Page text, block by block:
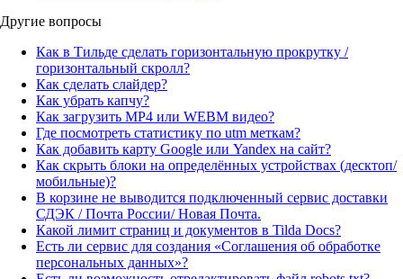
Другие вопросы
Как в Тильде сделать горизонтальную прокрутку /
горизонтальный скролл?
Как сделать слайдер?
Как убрать капчу?
Как загрузить MP4 или WEBM видео?
Где посмотреть статистику по utm меткам?
Как добавить карту Google или Yandex на сайт?
Как скрыть блоки на определённых устройствах (десктоп/
мобильные)?
В корзине не выводится подключенный сервис доставки
СДЭК / Почта России/ Новая Почта.
Какой лимит страниц и документов в Tilda Docs?
Есть ли сервис для создания «Соглашения об обработке
персональных данных»?